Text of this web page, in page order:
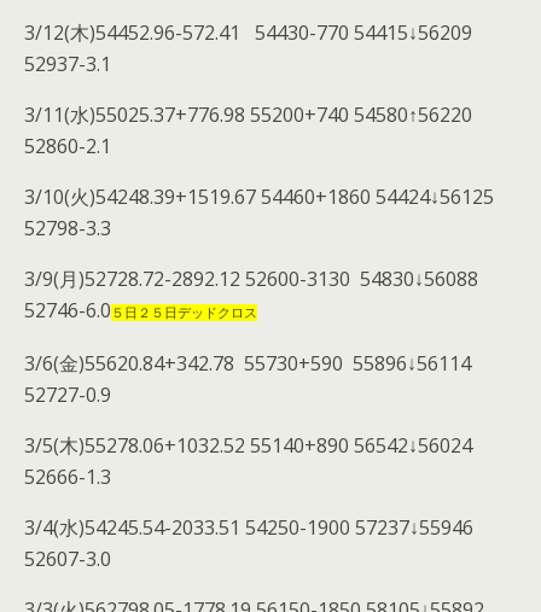
3/12(木)54452.96-572.41 54430-770 54415↓56209
52937-3.1
3/11(水)55025.37+776.98 55200+740 54580↑56220
52860-2.1
3/10(火)54248.39+1519.67 54460+1860 54424↓56125
52798-3.3
3/9(月)52728.72-2892.12 52600-3130 54830↓56088
52746-6.0 ５日２５日デッドクロス
3/6(金)55620.84+342.78 55730+590 55896↓56114
52727-0.9
3/5(木)55278.06+1032.52 55140+890 56542↓56024
52666-1.3
3/4(水)54245.54-2033.51 54250-1900 57237↓55946
52607-3.0